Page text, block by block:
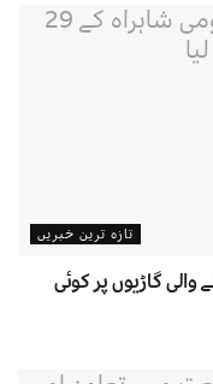
تازہ ترین خبریں
گاڑیوں پر کوئی